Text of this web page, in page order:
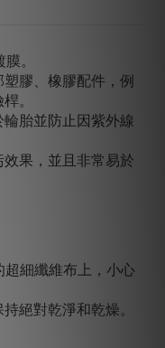
。
膠、橡膠配件，例
。
胎並防止因紫外線
果，並且非常易於
超細纖維布上，小心
絕對乾淨和乾燥。